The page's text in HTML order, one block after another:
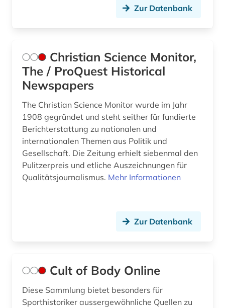
wassersport (1)
wirtschaft (2)
wirtschaftsinformation (2)
wirtschaftswissenschaften (5)
wissen (1)
wörterbuch (3)
zeitschriftenaufsatz (5)
zentralbibliothek (1)
Zur Datenbank
Christian Science Monitor,
The / ProQuest Historical
Newspapers
The Christian Science Monitor wurde im Jahr
1908 gegründet und steht seither für fundierte
Berichterstattung zu nationalen und
internationalen Themen aus Politik und
Gesellschaft. Die Zeitung erhielt siebenmal den
Pulitzerpreis und etliche Auszeichnungen für
Qualitätsjournalismus. Mehr Informationen
Zur Datenbank
Cult of Body Online
Diese Sammlung bietet besonders für
Sporthistoriker aussergewöhnliche Quellen zu